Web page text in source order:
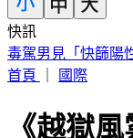
快訊
被選上國民法官該
首頁
國際
《越獄